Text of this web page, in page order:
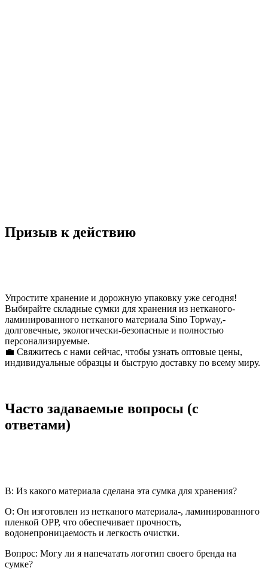
Призыв к действию
Упростите хранение и дорожную упаковку уже сегодня!
Выбирайте складные сумки для хранения из нетканого-
ламинированного нетканого материала Sino Topway,-
долговечные, экологически-безопасные и полностью
персонализируемые.
💼 Свяжитесь с нами сейчас, чтобы узнать оптовые цены,
индивидуальные образцы и быструю доставку по всему миру.
Часто задаваемые вопросы (с
ответами)
В: Из какого материала сделана эта сумка для хранения?
О: Он изготовлен из нетканого материала-, ламинированного
пленкой OPP, что обеспечивает прочность,
водонепроницаемость и легкость очистки.
Вопрос: Могу ли я напечатать логотип своего бренда на
сумке?